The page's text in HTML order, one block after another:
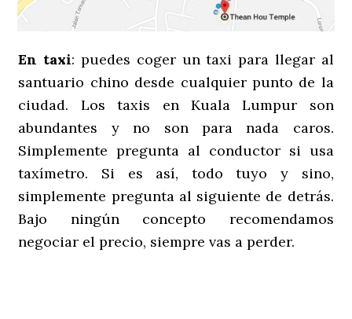
En taxi: puedes coger un taxi para llegar al
santuario chino desde cualquier punto de la
ciudad. Los taxis en Kuala Lumpur son
abundantes y no son para nada caros.
Simplemente pregunta al conductor si usa
taxímetro. Si es así, todo tuyo y sino,
simplemente pregunta al siguiente de detrás.
Bajo ningún concepto recomendamos
negociar el precio, siempre vas a perder.